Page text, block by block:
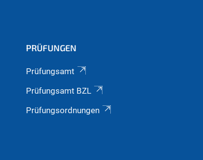
PRÜFUNGEN
Prüfungsamt
Prüfungsamt BZL
Prüfungsordnungen